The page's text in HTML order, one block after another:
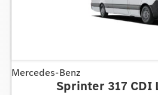
Mercedes-Benz
Sprinter 317 CDI